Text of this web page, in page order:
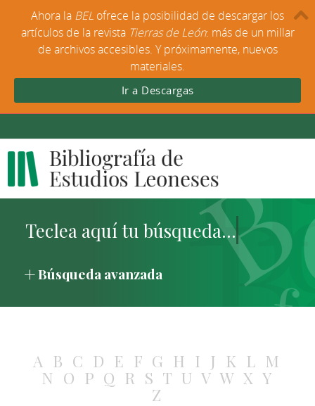
Búsqueda avanzada
A B C D E F G H I J K L M
N O P Q R S T U V W X Y
Z
Ahora la BEL ofrece la posibilidad de descargar los
artículos de la revista Tierras de León: más de un millar
de archivos accesibles. Y próximamente, nuevos
materiales.
Ir a Descargas